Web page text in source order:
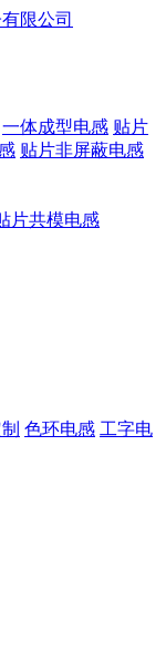
一体成型电感 贴片
贴片非屏蔽电感
片共模电感
色环电感 工字电